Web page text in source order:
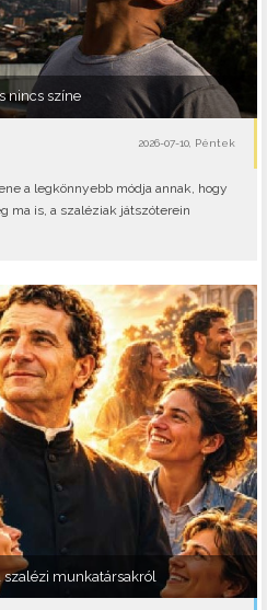
nincs színe
2026-07-10, Péntek
a legkönnyebb módja annak, hogy
ma is, a szaléziak játszóterein
szalézi munkatársakról